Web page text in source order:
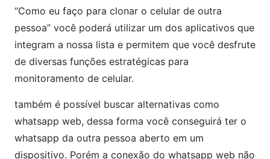
“Como eu faço para clonar o celular de outra
pessoa” você poderá utilizar um dos aplicativos que
integram a nossa lista e permitem que você desfrute
de diversas funções estratégicas para
monitoramento de celular.
também é possível buscar alternativas como
whatsapp web, dessa forma você conseguirá ter o
whatsapp da outra pessoa aberto em um
dispositivo. Porém a conexão do whatsapp web não